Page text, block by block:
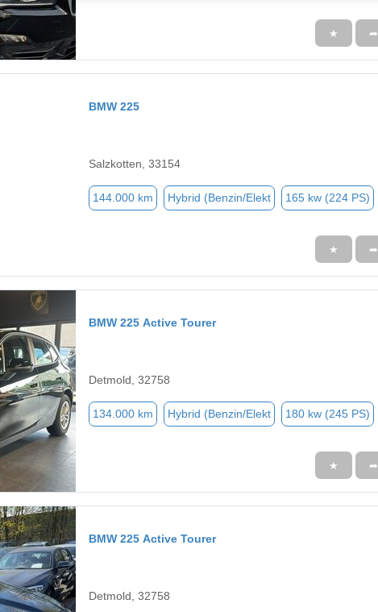
★ ➦
BMW 225
Salzkotten, 33154
144.000 km Hybrid (Benzin/Elekt 165 kw (224 PS)
★ ➦
BMW 225 Active Tourer
Detmold, 32758
134.000 km Hybrid (Benzin/Elekt 180 kw (245 PS)
★ ➦
BMW 225 Active Tourer
Detmold, 32758